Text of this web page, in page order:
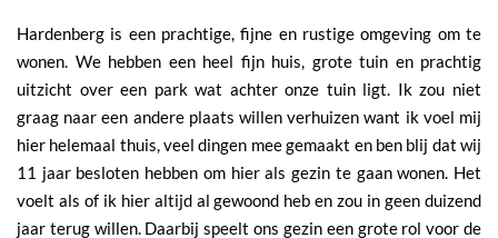
Hardenberg is een prachtige, fijne en rustige omgeving om te
wonen. We hebben een heel fijn huis, grote tuin en prachtig
uitzicht over een park wat achter onze tuin ligt. Ik zou niet
graag naar een andere plaats willen verhuizen want ik voel mij
hier helemaal thuis, veel dingen mee gemaakt en ben blij dat wij
11 jaar besloten hebben om hier als gezin te gaan wonen. Het
voelt als of ik hier altijd al gewoond heb en zou in geen duizend
jaar terug willen. Daarbij speelt ons gezin een grote rol voor de